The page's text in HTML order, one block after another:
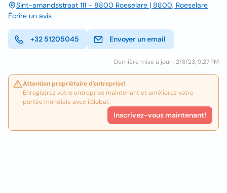
Sint-amandsstraat 111 - 8800 Roeselare | 8800, Roeselare
Écrire un avis
+32 51205045 Envoyer un email
Dernière mise à jour : 2/8/23, 9:27 PM
Attention propriétaire d'entreprise!
Enregistrez votre entreprise maintenant et améliorez votre
portée mondiale avec iGlobal.
Inscrivez-vous maintenant!